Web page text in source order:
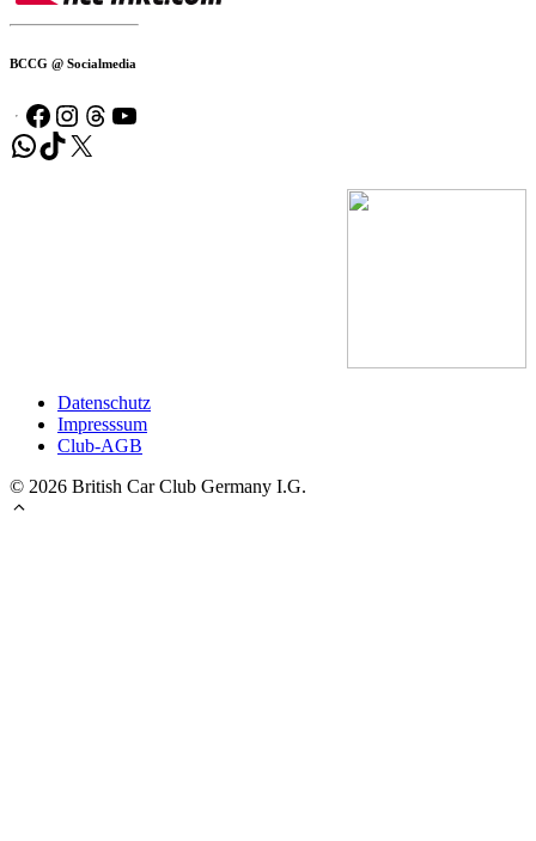
BCCG @ Socialmedia
Facebook
Instagram
Threads
YouTube
WhatsApp
TikTok
X
Datenschutz
Impresssum
Club-AGB
© 2026 British Car Club Germany I.G.